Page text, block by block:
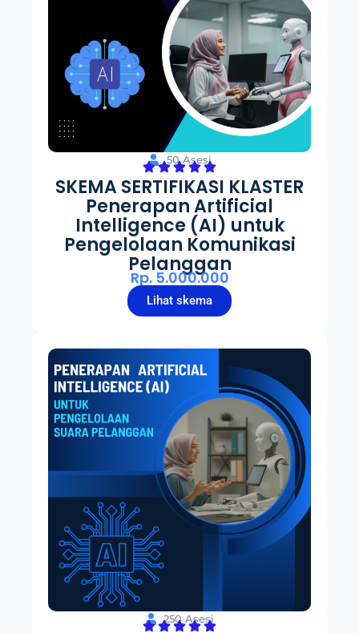
50 Asesi
SKEMA SERTIFIKASI KLASTER
Penerapan Artificial
Intelligence (AI) untuk
Pengelolaan Komunikasi
Pelanggan
Rp. 5.000.000
Lihat skema
250 Asesi